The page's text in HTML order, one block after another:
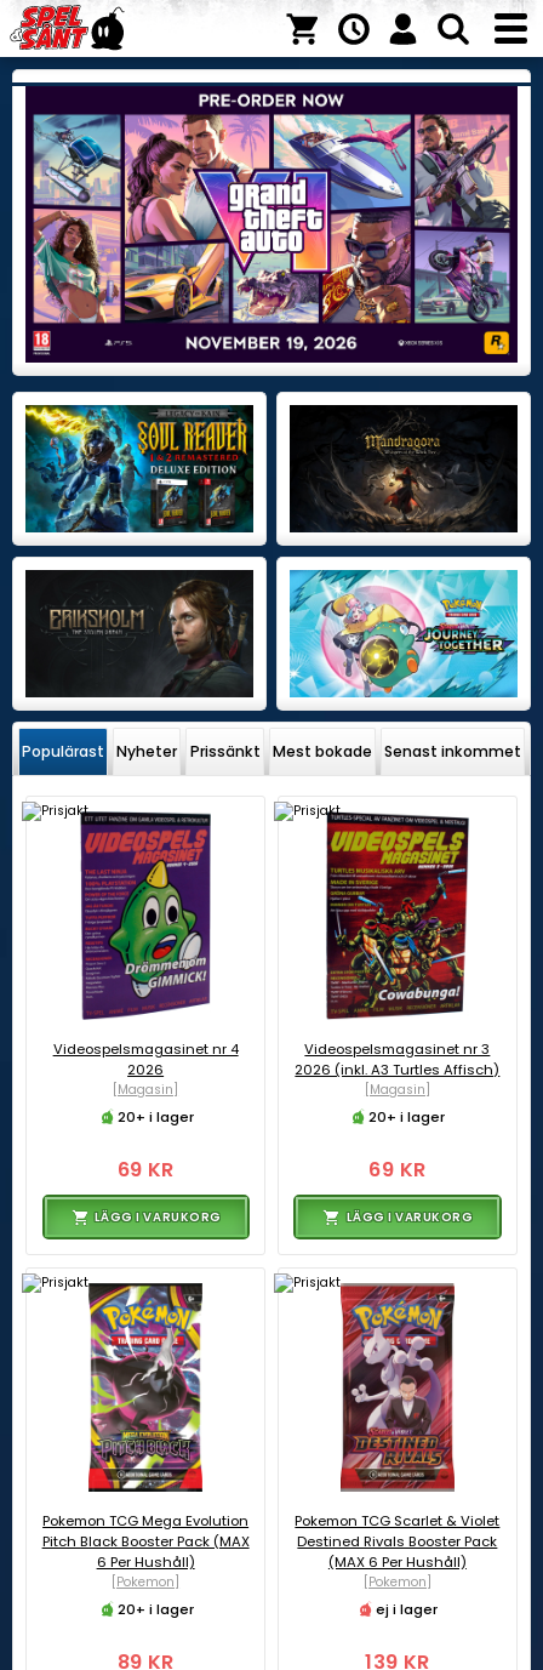
Populärast Nyheter Prissänkt Mest bokade Senast inkommet
Videospelsmagasinet nr 4
2026
[Magasin]
20+ i lager
69 KR
LÄGG I VARUKORG
Videospelsmagasinet nr 3
2026 (inkl. A3 Turtles Affisch)
[Magasin]
20+ i lager
69 KR
LÄGG I VARUKORG
Pokemon TCG Mega Evolution
Pitch Black Booster Pack (MAX
6 Per Hushåll)
[Pokemon]
20+ i lager
89 KR
Pokemon TCG Scarlet & Violet
Destined Rivals Booster Pack
(MAX 6 Per Hushåll)
[Pokemon]
ej i lager
139 KR